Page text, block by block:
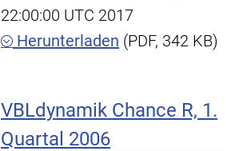
22:00:00 UTC 2017
Herunterladen (PDF, 342 KB)
VBLdynamik Chance R, 1.
Quartal 2006